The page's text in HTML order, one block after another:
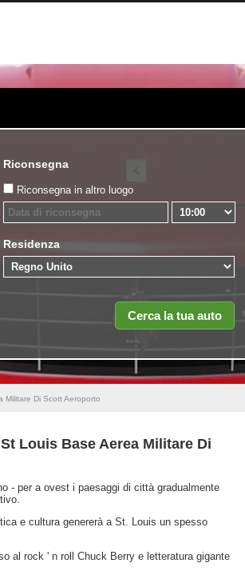
Riconsegna
Riconsegna in altro luogo
Residenza
Militare Di Scott Aeroporto
Louis Base Aerea Militare Di
- per a ovest i paesaggi di città gradualmente
e cultura genererà a St. Louis un spesso
al rock ' n roll Chuck Berry e letteratura gigante